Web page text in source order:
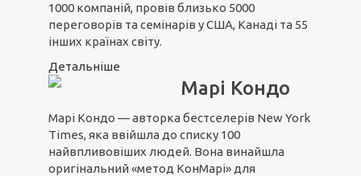
1000 компаній, провів близько 5000
переговорів та семінарів у США, Канаді та 55
інших країнах світу.
Детальніше
Марі Кондо
Марі Кондо — авторка бестселерів New York
Times, яка ввійшла до списку 100
найвпливовіших людей. Вона винайшла
оригінальний «метод КонМарі» для